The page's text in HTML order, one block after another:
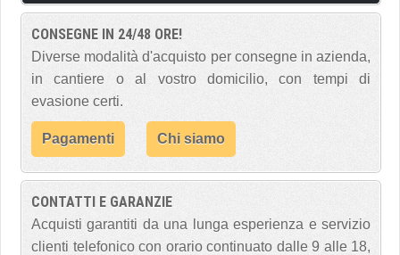
CONSEGNE IN 24/48 ORE!
Diverse modalità d'acquisto per consegne in azienda,
in cantiere o al vostro domicilio, con tempi di
evasione certi.
Pagamenti Chi siamo
CONTATTI E GARANZIE
Acquisti garantiti da una lunga esperienza e servizio
clienti telefonico con orario continuato dalle 9 alle 18,